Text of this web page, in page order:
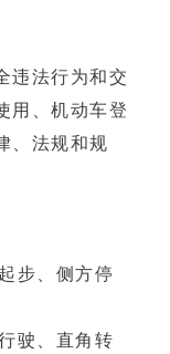
违法行为和交
用、机动车登
、法规和规
步、侧方停
驶、直角转